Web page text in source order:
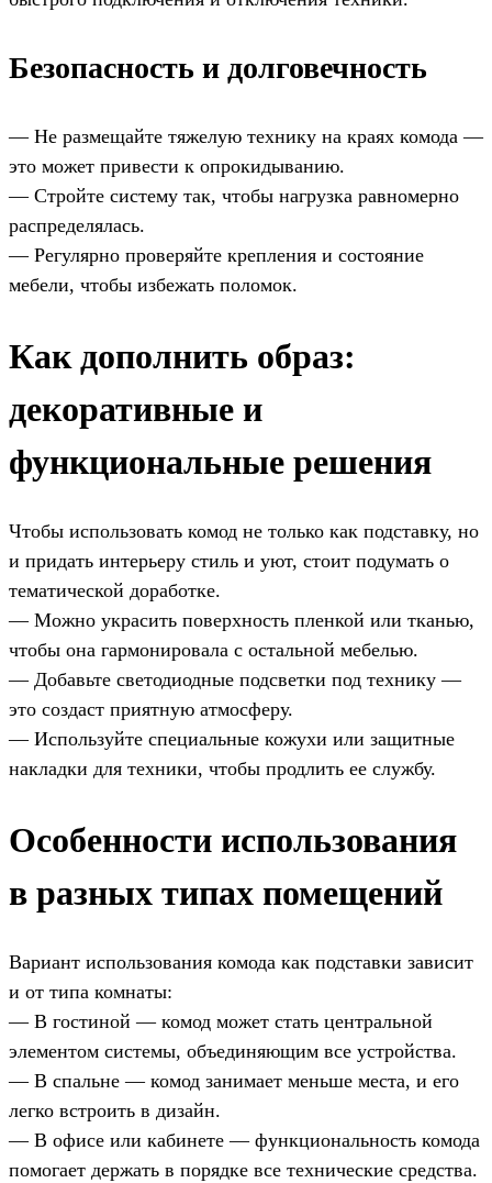
Безопасность и долговечность
— Не размещайте тяжелую технику на краях комода —
это может привести к опрокидыванию.
— Стройте систему так, чтобы нагрузка равномерно
распределялась.
— Регулярно проверяйте крепления и состояние
мебели, чтобы избежать поломок.
Как дополнить образ:
декоративные и
функциональные решения
Чтобы использовать комод не только как подставку, но
и придать интерьеру стиль и уют, стоит подумать о
тематической доработке.
— Можно украсить поверхность пленкой или тканью,
чтобы она гармонировала с остальной мебелью.
— Добавьте светодиодные подсветки под технику —
это создаст приятную атмосферу.
— Используйте специальные кожухи или защитные
накладки для техники, чтобы продлить ее службу.
Особенности использования
в разных типах помещений
Вариант использования комода как подставки зависит
и от типа комнаты:
— В гостиной — комод может стать центральной
элементом системы, объединяющим все устройства.
— В спальне — комод занимает меньше места, и его
легко встроить в дизайн.
— В офисе или кабинете — функциональность комода
помогает держать в порядке все технические средства.